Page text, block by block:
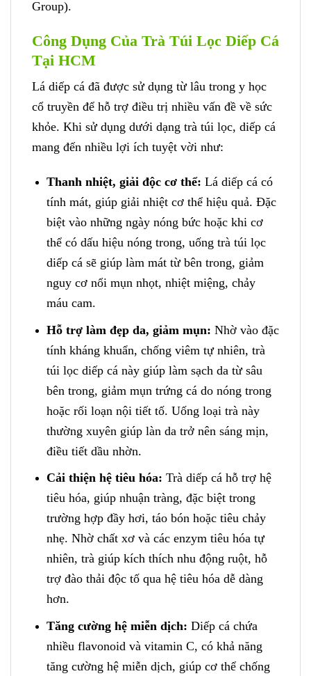
Group).
Công Dụng Của Trà Túi Lọc Diếp Cá
Tại HCM
Lá diếp cá đã được sử dụng từ lâu trong y học
cổ truyền để hỗ trợ điều trị nhiều vấn đề về sức
khỏe. Khi sử dụng dưới dạng trà túi lọc, diếp cá
mang đến nhiều lợi ích tuyệt vời như:
Thanh nhiệt, giải độc cơ thể: Lá diếp cá có
tính mát, giúp giải nhiệt cơ thể hiệu quả. Đặc
biệt vào những ngày nóng bức hoặc khi cơ
thể có dấu hiệu nóng trong, uống trà túi lọc
diếp cá sẽ giúp làm mát từ bên trong, giảm
nguy cơ nổi mụn nhọt, nhiệt miệng, chảy
máu cam.
Hỗ trợ làm đẹp da, giảm mụn: Nhờ vào đặc
tính kháng khuẩn, chống viêm tự nhiên, trà
túi lọc diếp cá này giúp làm sạch da từ sâu
bên trong, giảm mụn trứng cá do nóng trong
hoặc rối loạn nội tiết tố. Uống loại trà này
thường xuyên giúp làn da trở nên sáng mịn,
điều tiết dầu nhờn.
Cải thiện hệ tiêu hóa: Trà diếp cá hỗ trợ hệ
tiêu hóa, giúp nhuận tràng, đặc biệt trong
trường hợp đầy hơi, táo bón hoặc tiêu chảy
nhẹ. Nhờ chất xơ và các enzym tiêu hóa tự
nhiên, trà giúp kích thích nhu động ruột, hỗ
trợ đào thải độc tố qua hệ tiêu hóa dễ dàng
hơn.
Tăng cường hệ miễn dịch: Diếp cá chứa
nhiều flavonoid và vitamin C, có khả năng
tăng cường hệ miễn dịch, giúp cơ thể chống